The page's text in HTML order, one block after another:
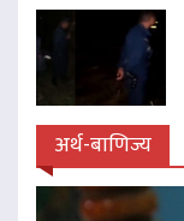
अर्थ-बाणिज्य